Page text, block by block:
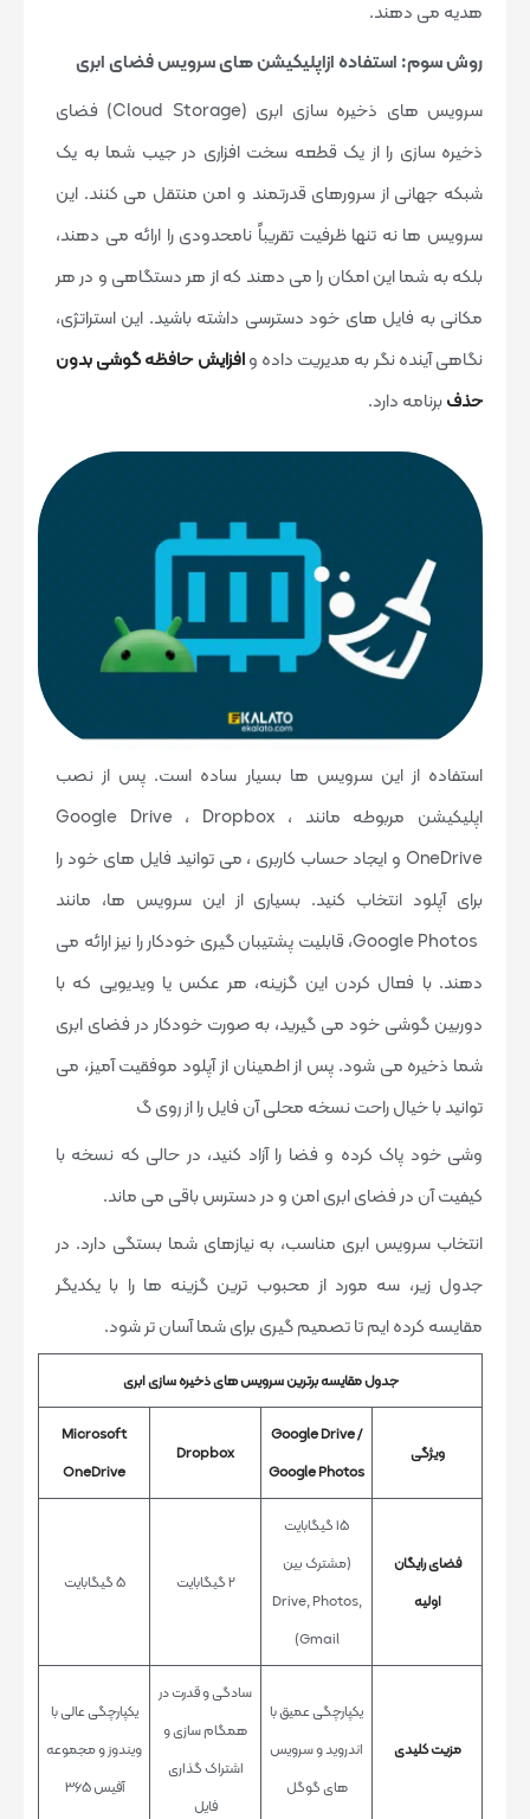
هدیه می دهند.
روش سوم: استفاده ازاپلیکیشن های سرویس فضای ابری
سرویس های ذخیره سازی ابری (Cloud Storage) فضای
ذخیره سازی را از یک قطعه سخت افزاری در جیب شما به یک
شبکه جهانی از سرورهای قدرتمند و امن منتقل می کنند. این
سرویس ها نه تنها ظرفیت تقریباً نامحدودی را ارائه می دهند،
بلکه به شما این امکان را می دهند که از هر دستگاهی و در هر
مکانی به فایل های خود دسترسی داشته باشید. این استراتژی،
نگاهی آینده نگر به مدیریت داده وافزایش حافظه گوشی بدون
حذفبرنامه دارد.
استفاده از این سرویس ها بسیار ساده است. پس از نصب
اپلیکیشن مربوطه مانند Google Drive ، Dropbox ،
OneDrive و ایجاد حساب کاربری ، می توانید فایل های خود را
برای آپلود انتخاب کنید. بسیاری از این سرویس ها، مانند
Google Photos، قابلیت پشتیبان گیری خودکار را نیز ارائه می
دهند. با فعال کردن این گزینه، هر عکس یا ویدیویی که با
دوربین گوشی خود می گیرید، به صورت خودکار در فضای ابری
شما ذخیره می شود. پس از اطمینان از آپلود موفقیت آمیز، می
توانید با خیال راحت نسخه محلی آن فایل را از روی گ
وشی خود پاک کرده و فضا را آزاد کنید، در حالی که نسخه با
کیفیت آن در فضای ابری امن و در دسترس باقی می ماند.
انتخاب سرویس ابری مناسب، به نیازهای شما بستگی دارد. در
جدول زیر، سه مورد از محبوب ترین گزینه ها را با یکدیگر
مقایسه کرده ایم تا تصمیم گیری برای شما آسان تر شود.
جدول مقایسه برترین سرویس های ذخیره سازی ابری
ویژگی
Google Drive /
Google Photos
Dropbox
Microsoft
OneDrive
فضای رایگان
اولیه
15 گیگابایت
(مشترک بین
Drive, Photos,
Gmail)
2 گیگابایت 5 گیگابایت
مزیت کلیدی
یکپارچگی عمیق با
اندروید و سرویس
های گوگل
سادگی و قدرت در
همگام سازی و
اشتراک گذاری
فایل
یکپارچگی عالی با
ویندوز و مجموعه
آفیس 365